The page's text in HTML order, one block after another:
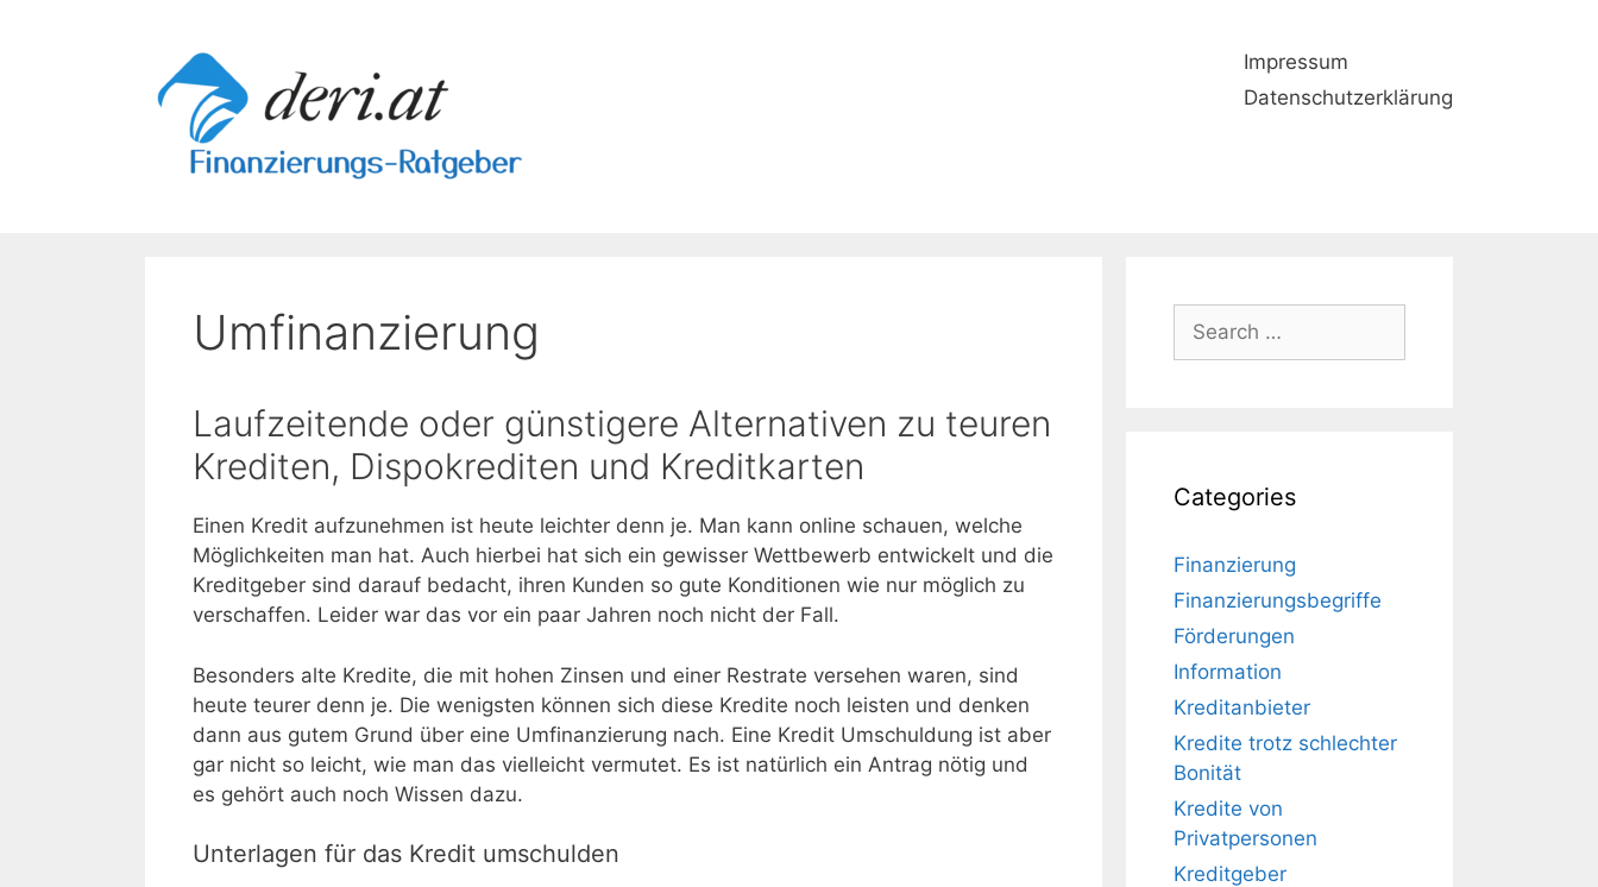
Impressum
Datenschutzerklärung
Umfinanzierung
Laufzeitende oder günstigere Alternativen zu teuren
Krediten, Dispokrediten und Kreditkarten
Einen Kredit aufzunehmen ist heute leichter denn je. Man kann online schauen, welche
Möglichkeiten man hat. Auch hierbei hat sich ein gewisser Wettbewerb entwickelt und die
Kreditgeber sind darauf bedacht, ihren Kunden so gute Konditionen wie nur möglich zu
verschaffen. Leider war das vor ein paar Jahren noch nicht der Fall.
Besonders alte Kredite, die mit hohen Zinsen und einer Restrate versehen waren, sind
heute teurer denn je. Die wenigsten können sich diese Kredite noch leisten und denken
dann aus gutem Grund über eine Umfinanzierung nach. Eine Kredit Umschuldung ist aber
gar nicht so leicht, wie man das vielleicht vermutet. Es ist natürlich ein Antrag nötig und
es gehört auch noch Wissen dazu.
Unterlagen für das Kredit umschulden
Search
for:
Categories
Finanzierung
Finanzierungsbegriffe
Förderungen
Information
Kreditanbieter
Kredite trotz schlechter
Bonität
Kredite von
Privatpersonen
Kreditgeber